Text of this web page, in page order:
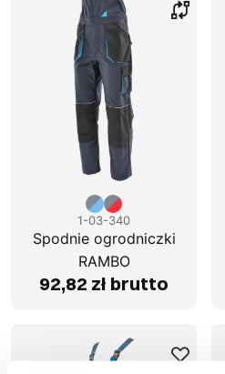
1-03-340
Spodnie ogrodniczki
RAMBO
92,82 zł brutto